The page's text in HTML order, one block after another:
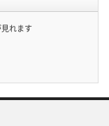
れます